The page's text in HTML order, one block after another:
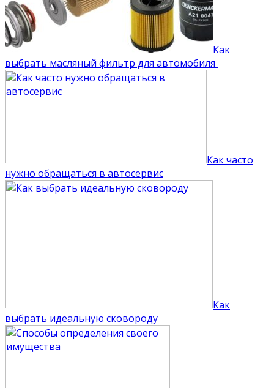
Как
выбрать масляный фильтр для автомобиля
Как часто
нужно обращаться в автосервис
Как
выбрать идеальную сковороду